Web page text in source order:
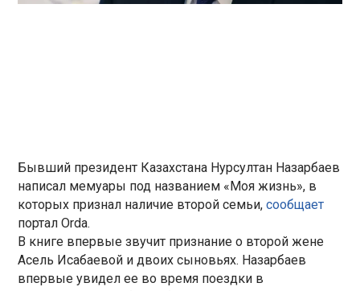
Бывший президент Казахстана Нурсултан Назарбаев
написал мемуары под названием «Моя жизнь», в
которых признал наличие второй семьи,сообщает
портал Orda.
В книге впервые звучит признание о второй жене
Асель Исабаевой и двоих сыновьях. Назарбаев
впервые увидел ее во время поездки в